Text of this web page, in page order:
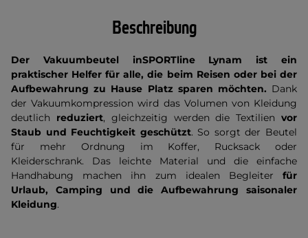
Beschreibung
Der Vakuumbeutel inSPORTline Lynam ist ein
praktischer Helfer für alle, die beim Reisen oder bei der
Aufbewahrung zu Hause Platz sparen möchten. Dank
der Vakuumkompression wird das Volumen von Kleidung
deutlich reduziert, gleichzeitig werden die Textilienvor
Staub und Feuchtigkeit geschützt. So sorgt der Beutel
für mehr Ordnung im Koffer, Rucksack oder
Kleiderschrank. Das leichte Material und die einfache
Handhabung machen ihn zum idealen Begleiter für
Urlaub, Camping und die Aufbewahrung saisonaler
Kleidung.